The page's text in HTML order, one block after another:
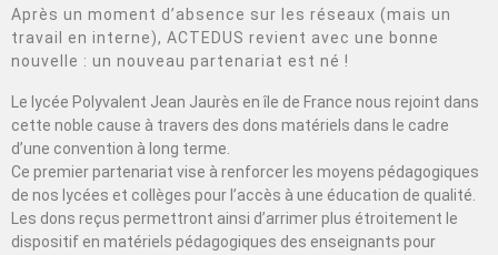
Après un moment d’absence sur les réseaux (mais un
travail en interne), ACTEDUS revient avec une bonne
nouvelle : un nouveau partenariat est né !
Le lycée Polyvalent Jean Jaurès en île de France nous rejoint dans
cette noble cause à travers des dons matériels dans le cadre
d’une convention à long terme.
Ce premier partenariat vise à renforcer les moyens pédagogiques
de nos lycées et collèges pour l’accès à une éducation de qualité.
Les dons reçus permettront ainsi d’arrimer plus étroitement le
dispositif en matériels pédagogiques des enseignants pour